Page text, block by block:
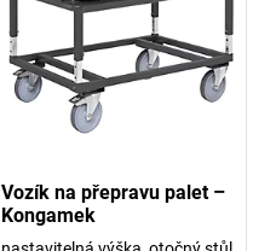
Vozík na přepravu palet –
Kongamek